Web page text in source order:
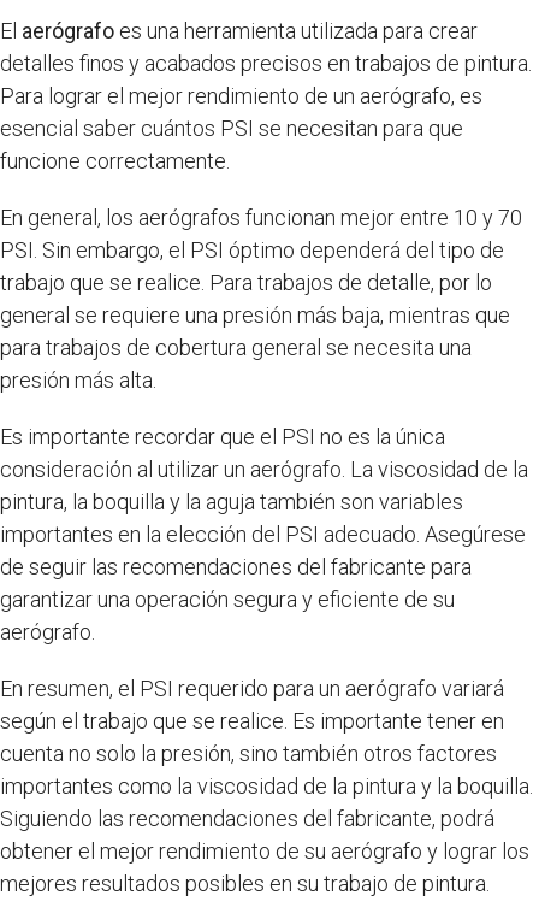
El aerógrafo es una herramienta utilizada para crear
detalles finos y acabados precisos en trabajos de pintura.
Para lograr el mejor rendimiento de un aerógrafo, es
esencial saber cuántos PSI se necesitan para que
funcione correctamente.
En general, los aerógrafos funcionan mejor entre 10 y 70
PSI. Sin embargo, el PSI óptimo dependerá del tipo de
trabajo que se realice. Para trabajos de detalle, por lo
general se requiere una presión más baja, mientras que
para trabajos de cobertura general se necesita una
presión más alta.
Es importante recordar que el PSI no es la única
consideración al utilizar un aerógrafo. La viscosidad de la
pintura, la boquilla y la aguja también son variables
importantes en la elección del PSI adecuado. Asegúrese
de seguir las recomendaciones del fabricante para
garantizar una operación segura y eficiente de su
aerógrafo.
En resumen, el PSI requerido para un aerógrafo variará
según el trabajo que se realice. Es importante tener en
cuenta no solo la presión, sino también otros factores
importantes como la viscosidad de la pintura y la boquilla.
Siguiendo las recomendaciones del fabricante, podrá
obtener el mejor rendimiento de su aerógrafo y lograr los
mejores resultados posibles en su trabajo de pintura.